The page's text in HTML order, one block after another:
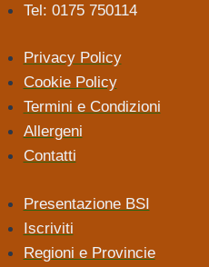
Tel: 0175 750114
Privacy Policy
Cookie Policy
Termini e Condizioni
Allergeni
Contatti
Presentazione BSI
Iscriviti
Regioni e Provincie